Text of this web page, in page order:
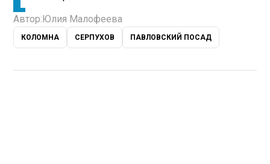
Автор: Юлия Малофеева
КОЛОМНА СЕРПУХОВ ПАВЛОВСКИЙ ПОСАД